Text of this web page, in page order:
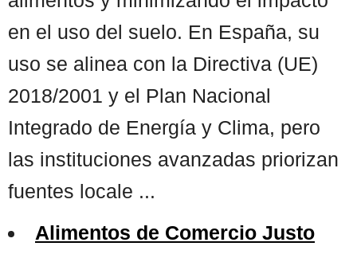
en el uso del suelo. En España, su
uso se alinea con la Directiva (UE)
2018/2001 y el Plan Nacional
Integrado de Energía y Clima, pero
las instituciones avanzadas priorizan
fuentes locale ...
Alimentos de Comercio Justo